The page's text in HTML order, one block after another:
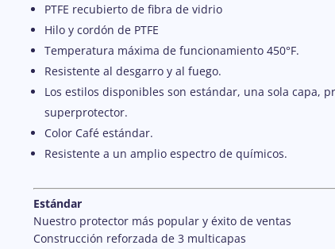
PTFE recubierto de fibra de vidrio
Hilo y cordón de PTFE
Temperatura máxima de funcionamiento 450°F.
Resistente al desgarro y al fuego.
Los estilos disponibles son estándar, una sola capa,
superprotector.
Color Café estándar.
Resistente a un amplio espectro de químicos.
Estándar
Nuestro protector más popular y éxito de ventas
Construcción reforzada de 3 multicapas